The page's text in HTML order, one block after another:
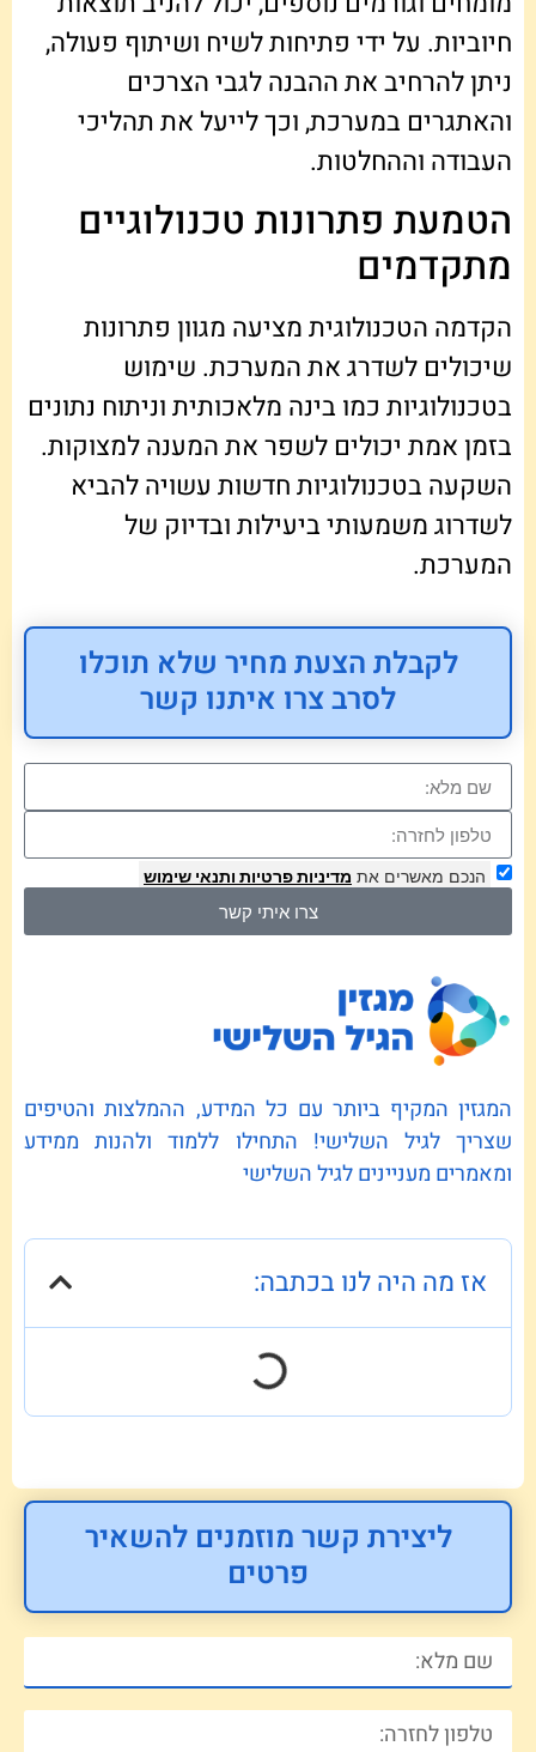
חיוביות. על ידי פתיחות לשיח ושיתוף פעולה,
ניתן להרחיב את ההבנה לגבי הצרכים
והאתגרים במערכת, וכך לייעל את תהליכי
העבודה וההחלטות.
הטמעת פתרונות טכנולוגיים
מתקדמים
הקדמה הטכנולוגית מציעה מגוון פתרונות
שיכולים לשדרג את המערכת. שימוש
בטכנולוגיות כמו בינה מלאכותית וניתוח נתונים
בזמן אמת יכולים לשפר את המענה למצוקות.
השקעה בטכנולוגיות חדשות עשויה להביא
לשדרוג משמעותי ביעילות ובדיוק של
המערכת.
לקבלת הצעת מחיר שלא תוכלו
לסרב צרו איתנו קשר
הנכם מאשרים את מדיניות פרטיות ותנאי שימוש
צרו איתי קשר
המגזין המקיף ביותר עם כל המידע, ההמלצות והטיפים
שצריך לגיל השלישי! התחילו ללמוד ולהנות ממידע
ומאמרים מעניינים לגיל השלישי
אז מה היה לנו בכתבה:
ליצירת קשר מוזמנים להשאיר
פרטים